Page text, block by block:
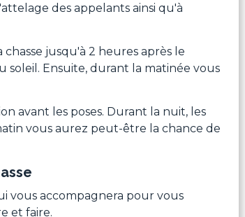
des appelants ainsi qu'à
jusqu'à 2 heures après le
Ensuite, durant la matinée vous
avant les poses. Durant la nuit, les
vous aurez peut-être la chance de
vous accompagnera pour vous
et faire.